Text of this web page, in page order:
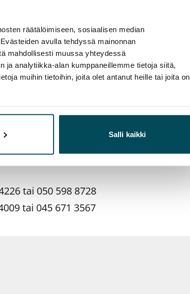
räätälöimiseen, sosiaalisen median
avulla tehdyssä mainonnan
mahdollisesti muussa yhteydessä
ja analytiikka-alan kumppaneillemme tietoja siitä,
muihin tietoihin, joita olet antanut heille tai joita on
Salli kaikki
vapaan omaisuuden osuus
oli 56,3 prosenttia.
monimuotoisuutta ja
oli syndikoitu 400 miljoonan euron
kesäkuussa 2016 useiden
tai 050 598 8728
tai 045 671 3567